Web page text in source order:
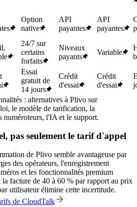
Option
native
API
payantes
API
payantes
24/7 sur
certains
forfaits
Niveaux
payants
Variable
Essai
gratuit de
14 jours
Crédit
d'essai
Crédit
d'essai
: alternatives à Plivo sur
le modèle de tarification, la
l'IA et le support.
pas seulement le tarif d'appel
de Plivo semble avantageuse par
des opérateurs, l'enregistrement
et les fonctionnalités premium
la facture de 40 à 60 % par rapport au prix
utilisateur élimine cette incertitude.
de CloudTalk